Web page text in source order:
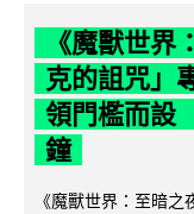
《魔獸世界
克的詛咒」
領門檻而設
鐘
《魔獸世界：至暗